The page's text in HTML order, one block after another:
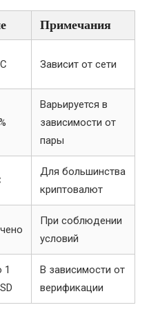
Примечания
Зависит от сети
Варьируется в
зависимости от
пары
Для большинства
криптовалют
При соблюдении
условий
1
В зависимости от
верификации